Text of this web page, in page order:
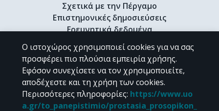
Σχετικά με την Πέργαμο
Επιστημονικές δημοσιεύσεις
Ερευνητικά δεδομένα
Διδακτορικές διατριβές & Γκρίζα βιβλιογραφία
Προφίλ Ερευνητή
CC BY-NC 4.0
Ο ιστοχώρος χρησιμοποιεί cookies για να σας
προσφέρει πιο πλούσια εμπειρία χρήσης.
Εφόσον συνεχίσετε να τον χρησιμοποιείτε,
αποδέχεστε και τη χρήση των cookies.
Περισσότερες πληροφορίες: https://www.uo
a.gr/to_panepistimio/prostasia_prosopikon_